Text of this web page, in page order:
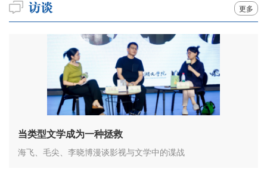
更多
当类型文学成为一种拯救
海飞、毛尖、李晓博漫谈影视与文学中的谍战